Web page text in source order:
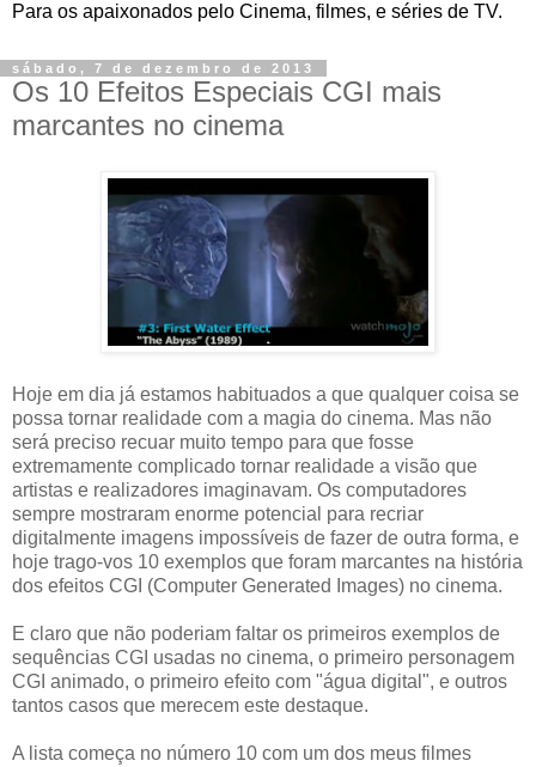
Para os apaixonados pelo Cinema, filmes, e séries de TV.
sábado, 7 de dezembro de 2013
Os 10 Efeitos Especiais CGI mais
marcantes no cinema
Hoje em dia já estamos habituados a que qualquer coisa se
possa tornar realidade com a magia do cinema. Mas não
será preciso recuar muito tempo para que fosse
extremamente complicado tornar realidade a visão que
artistas e realizadores imaginavam. Os computadores
sempre mostraram enorme potencial para recriar
digitalmente imagens impossíveis de fazer de outra forma, e
hoje trago-vos 10 exemplos que foram marcantes na história
dos efeitos CGI (Computer Generated Images) no cinema.
E claro que não poderiam faltar os primeiros exemplos de
sequências CGI usadas no cinema, o primeiro personagem
CGI animado, o primeiro efeito com "água digital", e outros
tantos casos que merecem este destaque.
A lista começa no número 10 com um dos meus filmes